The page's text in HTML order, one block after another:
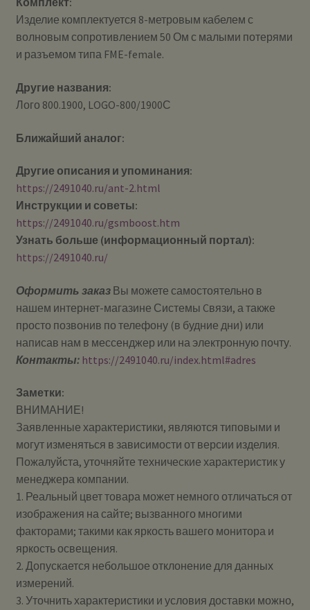
Изделие комплектуется 8-метровым кабелем с
волновым сопротивлением 50 Ом с малыми потерями
и разъемом типа FME-female.
Другие названия:
Лого 800.1900, LOGO-800/1900С
Ближайший аналог:
Другие описания и упоминания:
https://2491040.ru/ant-2.html
Инструкции и советы:
https://2491040.ru/gsmboost.htm
Узнать больше (информационный портал):
https://2491040.ru/
Оформить заказВы можете самостоятельно в
нашем интернет-магазине Системы Cвязи, а также
просто позвонив по телефону (в будние дни) или
написав нам в мессенджер или на электронную почту.
Контакты: https://2491040.ru/index.html#adres
Заметки:
ВНИМАНИЕ!
Заявленные характеристики, являются типовыми и
могут изменяться в зависимости от версии изделия.
Пожалуйста, уточняйте технические характеристик у
менеджера компании.
1. Реальный цвет товара может немного отличаться от
изображения на сайте; вызванного многими
факторами; такими как яркость вашего монитора и
яркость освещения.
2. Допускается небольшое отклонение для данных
измерений.
3. Уточнить характеристики и условия доставки можно,